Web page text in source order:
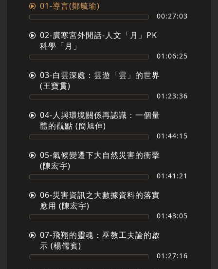
01-導言(鄭毓瑜)
00:27:03
02-廣寒宮外閒話-人文「月」PK
科學「月」
01:06:25
03-白雲深處：雲遊「雲」的世界
(王寶貫)
01:23:36
04-人與環境關係再認識：一個量
體的觀點 (簡旭伸)
01:44:15
05-氣候變遷下大自然災害的衝擊
(陳宏宇)
01:41:21
06-災害資訊之大數據資料的落實
應用 (陳宏宇)
01:43:05
07-飛翔的靈魂：巫教工夫論的啟
示 (楊儒賓)
01:27:16